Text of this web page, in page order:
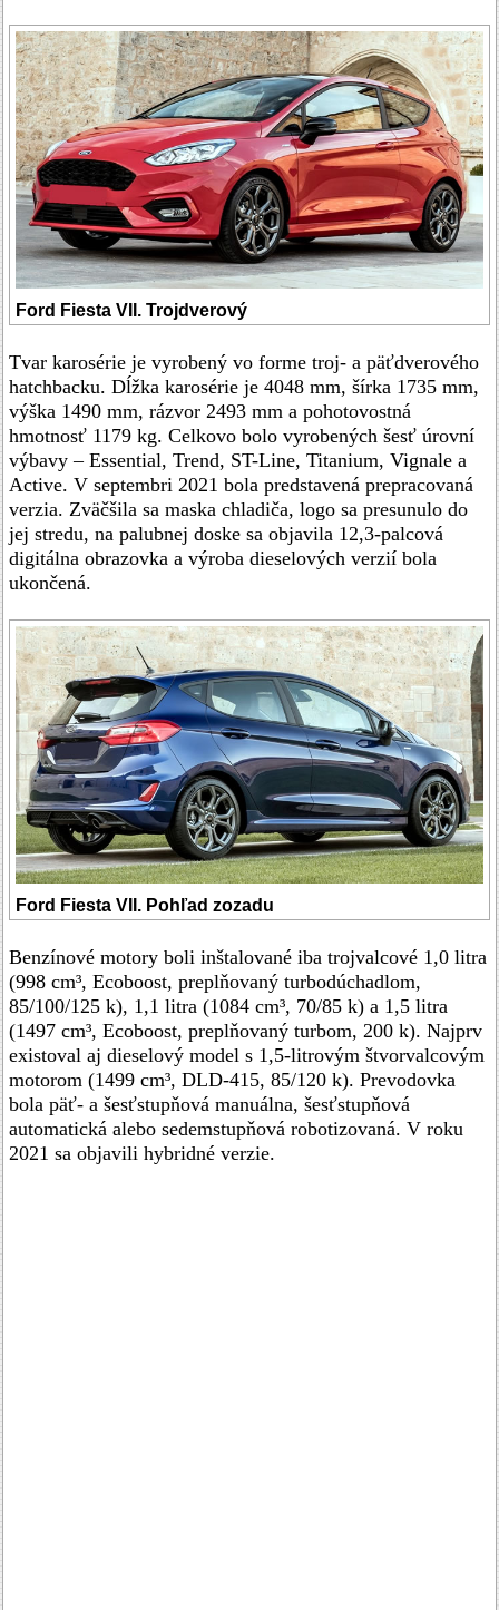
Ford Fiesta VII. Trojdverový
Tvar karosérie je vyrobený vo forme troj- a päťdverového
hatchbacku. Dĺžka karosérie je 4048 mm, šírka 1735 mm,
výška 1490 mm, rázvor 2493 mm a pohotovostná
hmotnosť 1179 kg. Celkovo bolo vyrobených šesť úrovní
výbavy – Essential, Trend, ST-Line, Titanium, Vignale a
Active. V septembri 2021 bola predstavená prepracovaná
verzia. Zväčšila sa maska chladiča, logo sa presunulo do
jej stredu, na palubnej doske sa objavila 12,3-palcová
digitálna obrazovka a výroba dieselových verzií bola
ukončená.
Ford Fiesta VII. Pohľad zozadu
Benzínové motory boli inštalované iba trojvalcové 1,0 litra
(998 cm³, Ecoboost, preplňovaný turbodúchadlom,
85/100/125 k), 1,1 litra (1084 cm³, 70/85 k) a 1,5 litra
(1497 cm³, Ecoboost, preplňovaný turbom, 200 k). Najprv
existoval aj dieselový model s 1,5-litrovým štvorvalcovým
motorom (1499 cm³, DLD-415, 85/120 k). Prevodovka
bola päť- a šesťstupňová manuálna, šesťstupňová
automatická alebo sedemstupňová robotizovaná. V roku
2021 sa objavili hybridné verzie.